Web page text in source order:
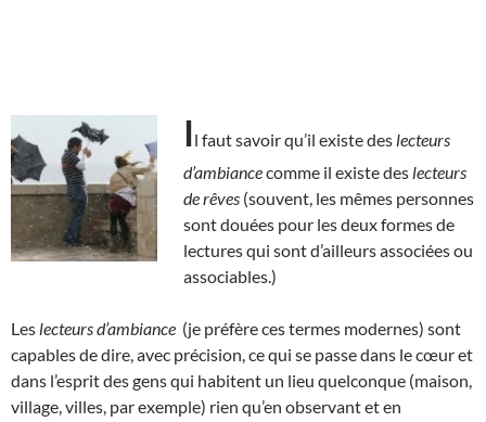
Il faut savoir qu’il existe des lecteurs
d’ambiancecomme il existe des lecteurs
de rêves (souvent, les mêmes personnes
sont douées pour les deux formes de
lectures qui sont d’ailleurs associées ou
associables.)
Les lecteurs d’ambiance (je préfère ces termes modernes) sont
capables de dire, avec précision, ce qui se passe dans le cœur et
dans l’esprit des gens qui habitent un lieu quelconque (maison,
village, villes, par exemple) rien qu’en observant et en